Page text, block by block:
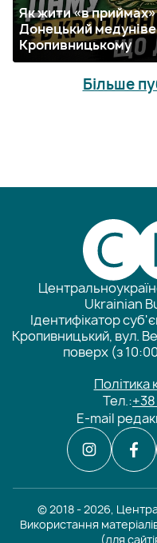
Як жити «в
Донецький
Кропивницькому
Більше
Ukrainian
Ідентифікатор
Кропивницький, вул.
поверх (з
Політика
Тел.:
E-mail
© 2018 - 2026,
Використання
(для